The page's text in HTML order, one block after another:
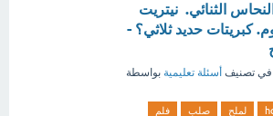
الثنائي. نيتريت
كبريتات حديد ثلاثي؟ -
في تصنيف أسئلة تعليمية بواسطة
لملح صلب
فلم